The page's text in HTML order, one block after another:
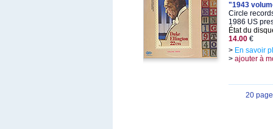
"1943
Circle
1986 US
État du
14.00 €
> En savoir
> ajouter à
20